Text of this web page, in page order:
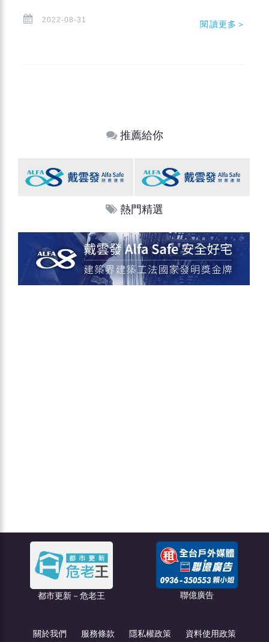
2022-08-31 閱讀更多＞
推薦給你
熱門精選
聯億廣告 創綠碳權科技
關於我們 服務條款 隱私權政策 資料使用政策